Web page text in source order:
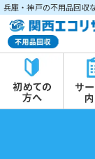
兵庫・神戸の不用品回収